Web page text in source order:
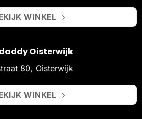
WINKEL
Oisterwijk
80, Oisterwijk
WINKEL